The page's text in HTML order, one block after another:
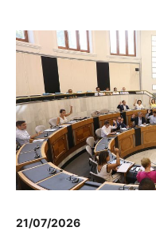
21/07/2026